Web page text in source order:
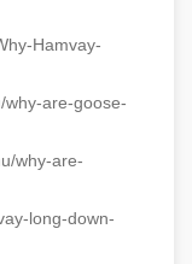
Hamvay-
why-are-goose-
why-are-
long-down-